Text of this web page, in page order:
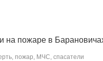
на пожаре в
пожар, МЧС, спасатели